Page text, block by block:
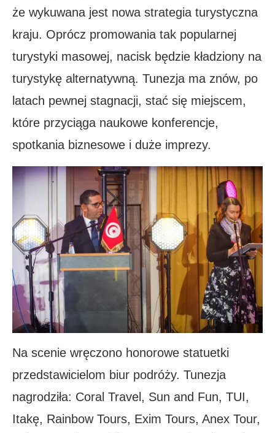
że wykuwana jest nowa strategia turystyczna
kraju. Oprócz promowania tak popularnej
turystyki masowej, nacisk będzie kładziony na
turystykę alternatywną. Tunezja ma znów, po
latach pewnej stagnacji, stać się miejscem,
które przyciąga naukowe konferencje,
spotkania biznesowe i duże imprezy.
Na scenie wręczono honorowe statuetki
przedstawicielom biur podróży. Tunezja
nagrodziła: Coral Travel, Sun and Fun, TUI,
Itakę, Rainbow Tours, Exim Tours, Anex Tour,